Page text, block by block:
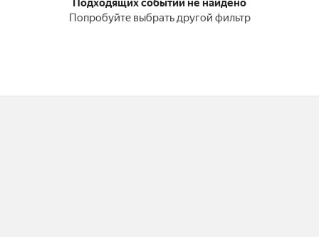
Подходящих событий не найдено
Попробуйте выбрать другой фильтр